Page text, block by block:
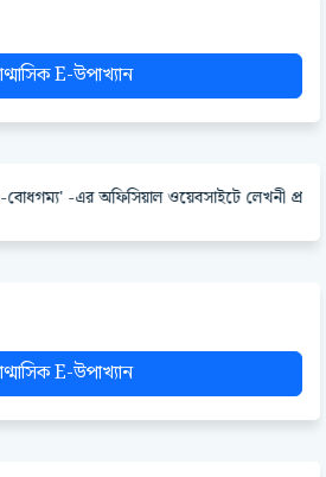
E-উপাখ্যান
-এর অফিসিয়াল ওয়েবসাইটে লেখনী প্রকাশ
E-উপাখ্যান